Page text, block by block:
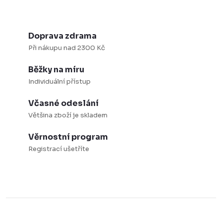
Doprava zdrama
Při nákupu nad 2300 Kč
Běžky na míru
Individuální přístup
Včasné odeslání
Většina zboží je skladem
Věrnostní program
Registrací ušetříte